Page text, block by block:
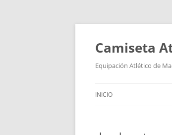
Camiseta
Equipación Atlético de
INICIO